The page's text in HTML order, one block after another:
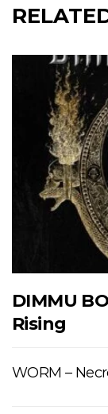
DIMMU
Rising
WORM –